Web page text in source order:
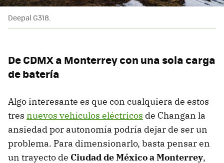
Deepal G318.
De CDMX a Monterrey con una sola carga
de batería
Algo interesante es que con cualquiera de estos
tres nuevos vehículos eléctricos de Changan la
ansiedad por autonomía podría dejar de ser un
problema. Para dimensionarlo, basta pensar en
un trayecto de Ciudad de México a Monterrey,